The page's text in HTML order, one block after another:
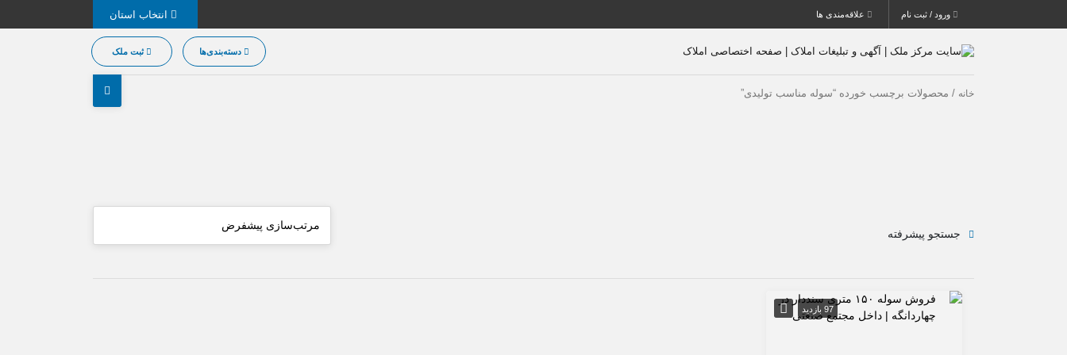
ورود / ثبت نام علاقه‌مندی ها
دسته‌بندی‌ها ثبت ملک
خانه / محصولات برچسب خورده “سوله مناسب تولیدی”
جستجو پیشرفته
97 بازدید